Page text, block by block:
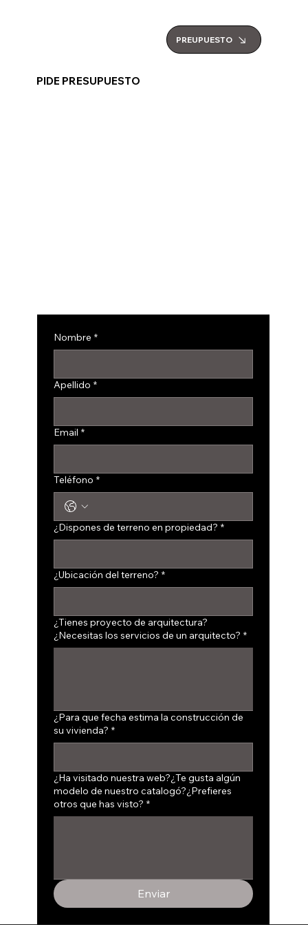
PREUPUESTO
PIDE PRESUPUESTO
Nombre *
Apellido *
Email *
Teléfono *
¿Dispones de terreno en propiedad? *
¿Ubicación del terreno? *
¿Tienes proyecto de arquitectura?
¿Necesitas los servicios de un arquitecto? *
¿Para que fecha estima la construcción de
su vivienda? *
¿Ha visitado nuestra web?¿Te gusta algún
modelo de nuestro catalogó?¿Prefieres
otros que has visto? *
Enviar